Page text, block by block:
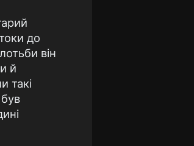
до
вiн
й
такi